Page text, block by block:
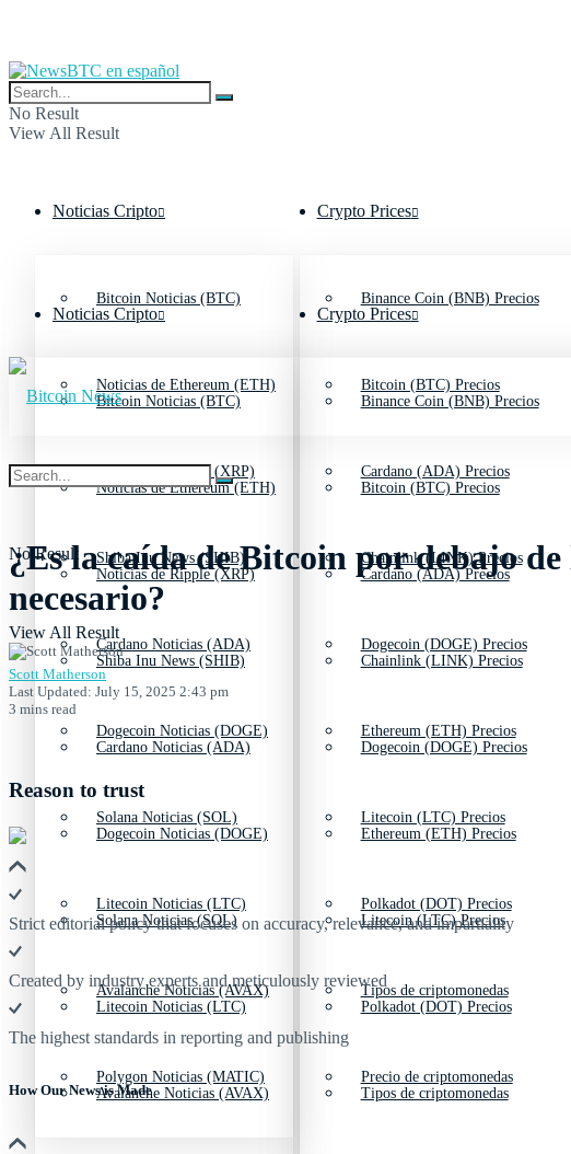
No Result
View All Result
Noticias Cripto
Bitcoin Noticias (BTC)
Noticias de Ethereum (ETH)
Noticias de Ripple (XRP)
Shiba Inu News (SHIB)
Cardano Noticias (ADA)
Dogecoin Noticias (DOGE)
Solana Noticias (SOL)
Litecoin Noticias (LTC)
Avalanche Noticias (AVAX)
Polygon Noticias (MATIC)
Crypto Prices
Binance Coin (BNB) Precios
Bitcoin (BTC) Precios
Cardano (ADA) Precios
Chainlink (LINK) Precios
Dogecoin (DOGE) Precios
Ethereum (ETH) Precios
Litecoin (LTC) Precios
Polkadot (DOT) Precios
Tipos de criptomonedas
Precio de criptomonedas
Noticias Cripto
Bitcoin Noticias (BTC)
Noticias de Ethereum (ETH)
Noticias de Ripple (XRP)
Shiba Inu News (SHIB)
Cardano Noticias (ADA)
Dogecoin Noticias (DOGE)
Solana Noticias (SOL)
Litecoin Noticias (LTC)
Avalanche Noticias (AVAX)
Crypto Prices
Binance Coin (BNB) Precios
Bitcoin (BTC) Precios
Cardano (ADA) Precios
Chainlink (LINK) Precios
Dogecoin (DOGE) Precios
Ethereum (ETH) Precios
Litecoin (LTC) Precios
Polkadot (DOT) Precios
Tipos de criptomonedas
No Result
View All Result
¿Es la caída de Bitcoin por debajo
necesario?
Scott Matherson
Last Updated: July 15, 2025 2:43 pm
3 mins read
Reason to trust
Strict editorial policy that focuses on accuracy, relevance, and impartiality
Created by industry experts and meticulously reviewed
The highest standards in reporting and publishing
How Our News is Made